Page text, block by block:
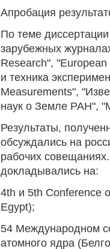
Апробация
По теме
зарубежных
Research",
и техника
Measurements",
наук о Земле РАН",
Результаты,
обсуждались на
рабочих
докладывались на:
4th и 5th Conference
Egypt);
54 Международном
атомного ядра